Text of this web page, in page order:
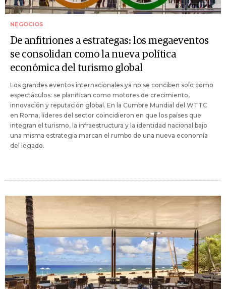
NEGOCIOS
De anfitriones a estrategas: los megaeventos
se consolidan como la nueva política
económica del turismo global
Los grandes eventos internacionales ya no se conciben solo como
espectáculos: se planifican como motores de crecimiento,
innovación y reputación global. En la Cumbre Mundial del WTTC
en Roma, líderes del sector coincidieron en que los países que
integran el turismo, la infraestructura y la identidad nacional bajo
una misma estrategia marcan el rumbo de una nueva economía
del legado.